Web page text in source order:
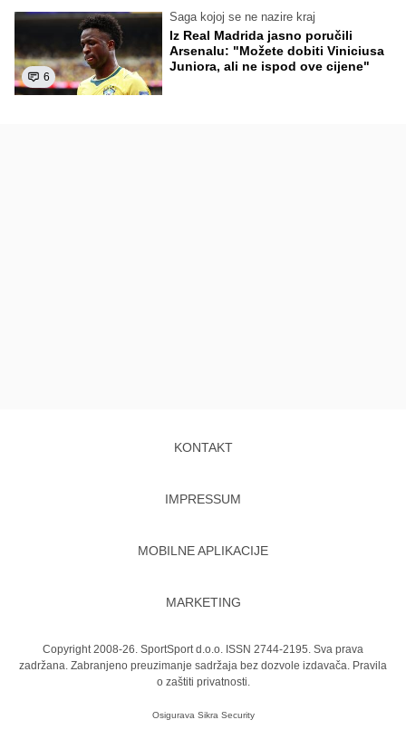
6
Saga kojoj se ne nazire kraj
Iz Real Madrida jasno poručili
Arsenalu: "Možete dobiti Viniciusa
Juniora, ali ne ispod ove cijene"
KONTAKT
IMPRESSUM
MOBILNE APLIKACIJE
MARKETING
Copyright 2008-26. SportSport d.o.o. ISSN 2744-2195. Sva prava
zadržana. Zabranjeno preuzimanje sadržaja bez dozvole izdavača. Pravila
o zaštiti privatnosti.
Osigurava Sikra Security